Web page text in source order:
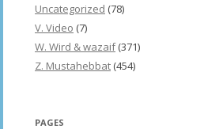
Uncategorized (78)
V. Video (7)
W. Wird & wazaif(371)
Z. Mustahebbat (454)
PAGES